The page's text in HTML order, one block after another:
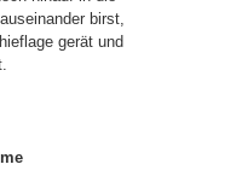
birst,
gerät und